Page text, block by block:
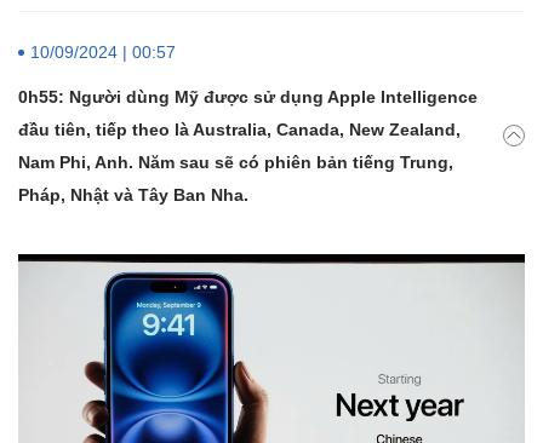
10/09/2024 | 00:57
0h55: Người dùng Mỹ được sử dụng Apple Intelligence
đầu tiên, tiếp theo là Australia, Canada, New Zealand,
Nam Phi, Anh. Năm sau sẽ có phiên bản tiếng Trung,
Pháp, Nhật và Tây Ban Nha.